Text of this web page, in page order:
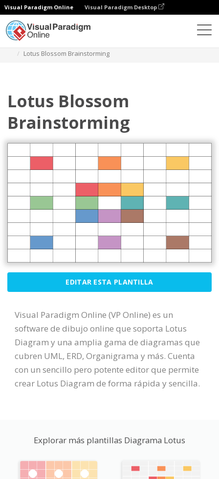
Visual Paradigm Online Visual Paradigm Desktop
Lotus Blossom Brainstorming
Lotus Blossom
Brainstorming
EDITAR ESTA PLANTILLA
Visual Paradigm Online (VP Online) es un
software de dibujo online que soporta Lotus
Diagram y una amplia gama de diagramas que
cubren UML, ERD, Organigrama y más. Cuenta
con un sencillo pero potente editor que permite
crear Lotus Diagram de forma rápida y sencilla.
Explorar más plantillas Diagrama Lotus